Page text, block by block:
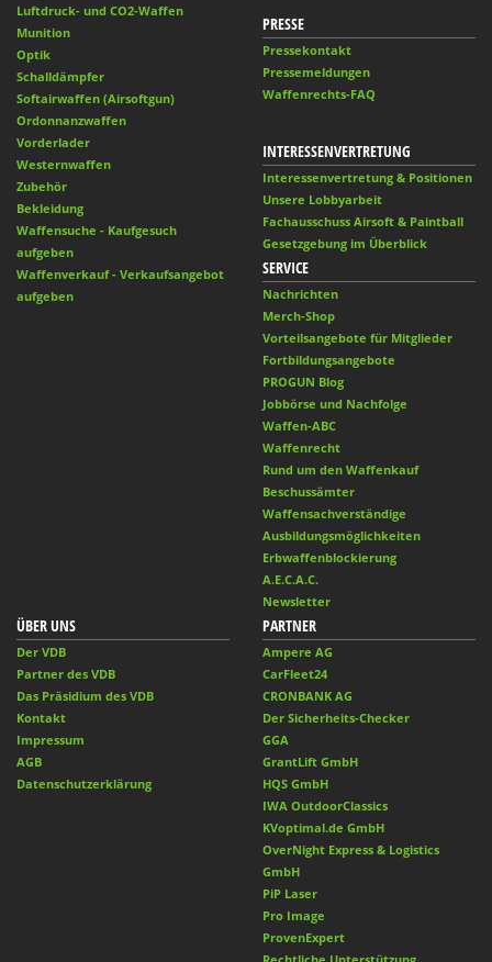
Luftdruck- und CO2-Waffen
Munition
Optik
Schalldämpfer
Softairwaffen (Airsoftgun)
Ordonnanzwaffen
Vorderlader
Westernwaffen
Zubehör
Bekleidung
Waffensuche - Kaufgesuch
aufgeben
Waffenverkauf - Verkaufsangebot
aufgeben
PRESSE
Pressekontakt
Pressemeldungen
Waffenrechts-FAQ
INTERESSENVERTRETUNG
Interessenvertretung & Positionen
Unsere Lobbyarbeit
Fachausschuss Airsoft & Paintball
Gesetzgebung im Überblick
SERVICE
Nachrichten
Merch-Shop
Vorteilsangebote für Mitglieder
Fortbildungsangebote
PROGUN Blog
Jobbörse und Nachfolge
Waffen-ABC
Waffenrecht
Rund um den Waffenkauf
Beschussämter
Waffensachverständige
Ausbildungsmöglichkeiten
Erbwaffenblockierung
A.E.C.A.C.
Newsletter
ÜBER UNS
Der VDB
Partner des VDB
Das Präsidium des VDB
Kontakt
Impressum
AGB
Datenschutzerklärung
PARTNER
Ampere AG
CarFleet24
CRONBANK AG
Der Sicherheits-Checker
GGA
GrantLift GmbH
HQS GmbH
IWA OutdoorClassics
KVoptimal.de GmbH
OverNight Express & Logistics
GmbH
PiP Laser
Pro Image
ProvenExpert